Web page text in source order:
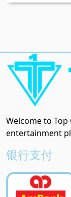
Welcome to
entertainment
银行支付